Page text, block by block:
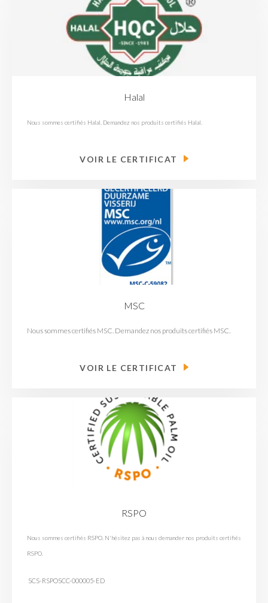
Halal
Nous sommes certifiés Halal. Demandez nos produits certifiés Halal.
VOIR LE CERTIFICAT
MSC
Nous sommes certifiés MSC. Demandez nos produits certifiés MSC.
VOIR LE CERTIFICAT
RSPO
Nous sommes certifiés RSPO. N'hésitez pas à nous demander nos produits certifiés
RSPO.
SCS-RSPOSCC-000005-ED